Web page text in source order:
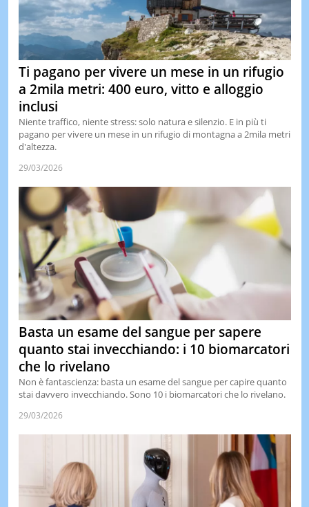
Ti pagano per vivere un mese in un rifugio
a 2mila metri: 400 euro, vitto e alloggio
inclusi
Niente traffico, niente stress: solo natura e silenzio. E in più ti
pagano per vivere un mese in un rifugio di montagna a 2mila metri
d'altezza.
29/03/2026
Basta un esame del sangue per sapere
quanto stai invecchiando: i 10 biomarcatori
che lo rivelano
Non è fantascienza: basta un esame del sangue per capire quanto
stai davvero invecchiando. Sono 10 i biomarcatori che lo rivelano.
29/03/2026